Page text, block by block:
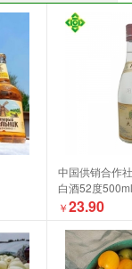
中国供销合作
白酒52度500ml
￥23.90